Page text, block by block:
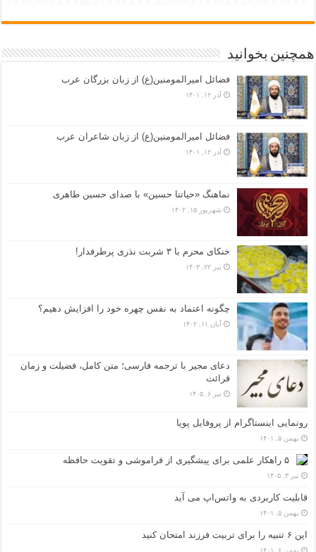
همچنین بخوانید
فضائل امیرالمومنین(ع) از زبان بزرگان عرب
آذر ۱۲, ۱۴۰۱
فضائل امیرالمومنین(ع) از زبان شاعران عرب
آذر ۱۲, ۱۴۰۱
نماهنگ «حياتنا حسين» با صدای حسین طاهری
شهریور ۱۵, ۱۴۰۲
خنکای محرم با ۳ شربت نذری پرطرفدار!
تیر ۲۲, ۱۴۰۳
چگونه اعتماد به نفس چهره خود را افزایش دهیم؟
آبان ۱۱, ۱۴۰۲
دعای مجیر با ترجمه فارسی؛ متن کامل، فضیلت و زمان
قرائت
تیر ۶, ۱۴۰۵
رونمایی اینستاگرام از پروفایل پویا
بهمن ۵, ۱۴۰۱
۵ راهکار علمی برای پیشگیری از فراموشی و تقویت حافظه
تیر ۳, ۱۴۰۵
قابلیت کاربردی به واتس‌اپ می آید
بهمن ۵, ۱۴۰۱
این ۶ تنبیه را برای تربیت فرزند امتحان کنید
بهمن ۶, ۱۴۰۱